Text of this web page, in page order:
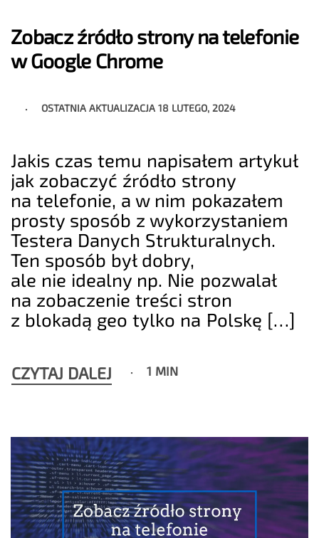
Zobacz źródło strony na telefonie
w Google Chrome
OSTATNIA AKTUALIZACJA18 LUTEGO, 2024
Jakis czas temu napisałem artykuł
jak zobaczyć źródło strony
na telefonie, a w nim pokazałem
prosty sposób z wykorzystaniem
Testera Danych Strukturalnych.
Ten sposób był dobry,
ale nie idealny np. Nie pozwalał
na zobaczenie treści stron
z blokadą geo tylko na Polskę […]
CZYTAJ DALEJ 1 MIN